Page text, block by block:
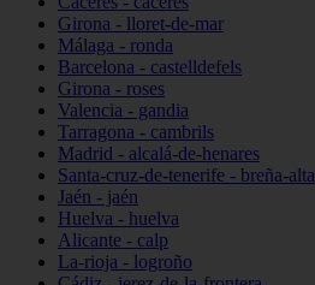
Girona - lloret-de-mar
Málaga - ronda
Barcelona - castelldefels
Girona - roses
Valencia - gandia
Tarragona - cambrils
Madrid - alcalá-de-henares
Santa-cruz-de-tenerife - breña-alta
Jaén - jaén
Huelva - huelva
Alicante - calp
La-rioja - logroño